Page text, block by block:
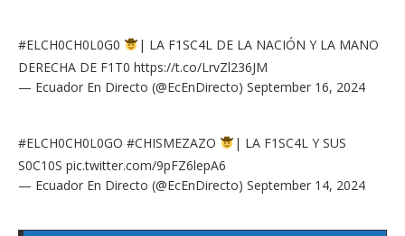
#ELCH0CH0L0G0
| LA F1SC4L DE LA NACIÓN Y LA MANO
DERECHA DE F1T0 https://t.co/LrvZl236JM
— Ecuador En Directo (@EcEnDirecto) September 16, 2024
#ELCH0CH0L0GO #CHISMEZAZO
| LA F1SC4L Y SUS
S0C10S pic.twitter.com/9pFZ6lepA6
— Ecuador En Directo (@EcEnDirecto) September 14, 2024